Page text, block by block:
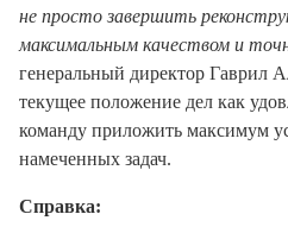
не просто завершить
максимальным качеством и
генеральный директор Гаврил
текущее положение дел как
команду приложить максимум
намеченных задач.
Справка: